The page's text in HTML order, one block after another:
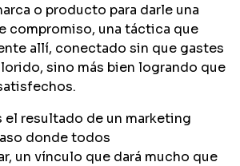
o producto para darle una
compromiso, una táctica que
allí, conectado sin que gastes
sino más bien logrando que
el resultado de un marketing
donde todos
un vínculo que dará mucho que